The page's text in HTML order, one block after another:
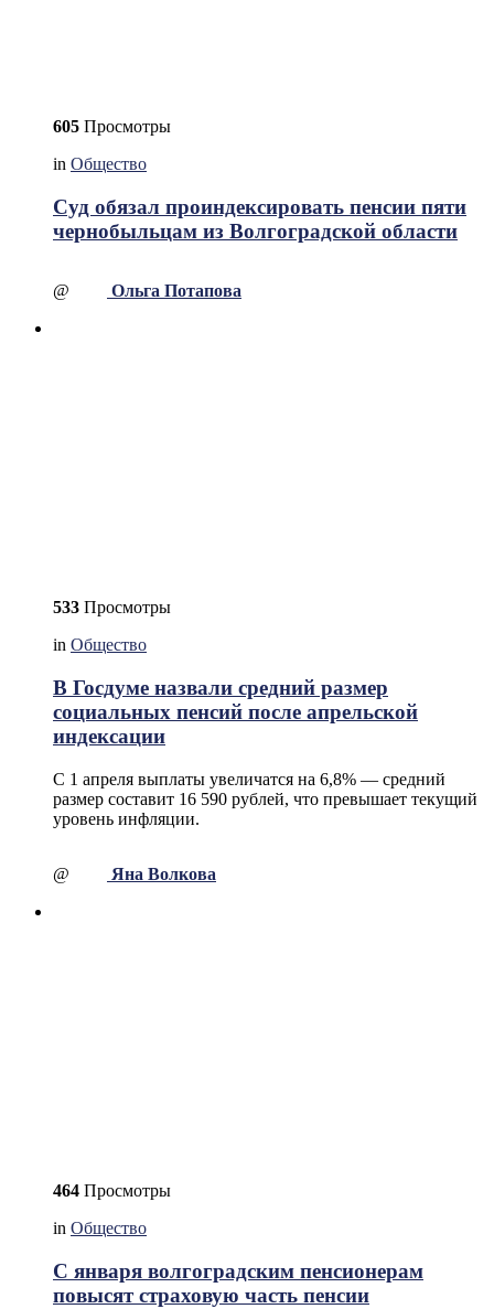
605 Просмотры
in Общество
Суд обязал проиндексировать пенсии пяти
чернобыльцам из Волгоградской области
@ Ольга Потапова
533 Просмотры
in Общество
В Госдуме назвали средний размер
социальных пенсий после апрельской
индексации
С 1 апреля выплаты увеличатся на 6,8% — средний
размер составит 16 590 рублей, что превышает текущий
уровень инфляции.
@ Яна Волкова
464 Просмотры
in Общество
С января волгоградским пенсионерам
повысят страховую часть пенсии